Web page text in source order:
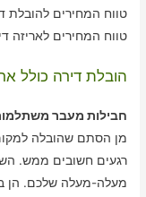
טווח המחירים להובלת דירת 5 חדרים בקלע – בין
טווח המחירים לאריזה דירת 5 חדרים בקלע – בין
הובלת דירה כולל
חבילות מעבר
מן הסתם שהובלה
רגעים חשובים ממש.
מעלה-מעלה שלכם. הן